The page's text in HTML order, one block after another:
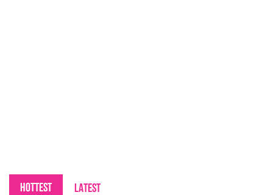
HOTTEST LATEST